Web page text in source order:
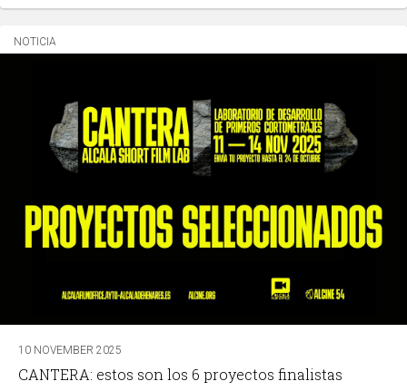
NOTICIA
10 NOVEMBER 2025
CANTERA: estos son los 6 proyectos finalistas